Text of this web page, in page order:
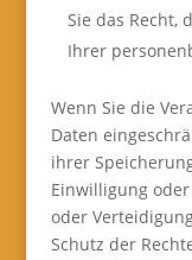
Sie das Recht,
Ihrer
Wenn Sie die
Daten
ihrer
Einwilligung
oder
Schutz der